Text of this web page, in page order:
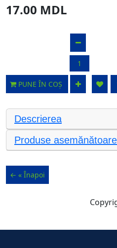
17.00 MDL
PUNE ÎN COȘ
Descrierea
Produse